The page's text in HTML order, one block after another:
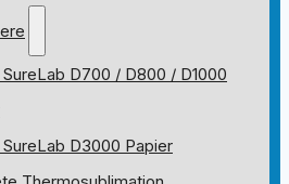
SureLab D700 / D800 / D1000
SureLab D3000 Papier